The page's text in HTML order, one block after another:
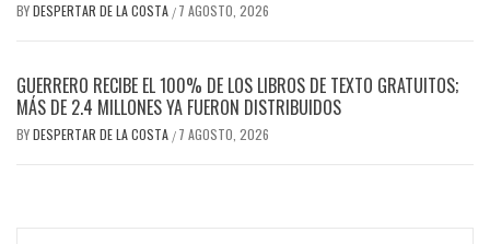
BYDESPERTAR DE LA COSTA / 7 AGOSTO, 2026
GUERRERO RECIBE EL 100% DE LOS LIBROS DE TEXTO GRATUITOS;
MÁS DE 2.4 MILLONES YA FUERON DISTRIBUIDOS
BYDESPERTAR DE LA COSTA / 7 AGOSTO, 2026